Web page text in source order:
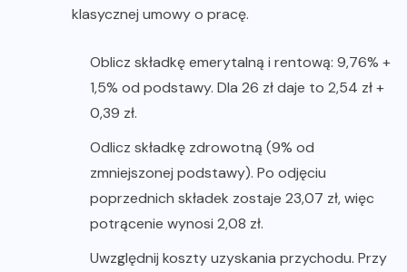
klasycznej umowy o pracę.
Oblicz składkę emerytalną i rentową: 9,76% +
1,5% od podstawy. Dla 26 zł daje to 2,54 zł +
0,39 zł.
Odlicz składkę zdrowotną (9% od
zmniejszonej podstawy). Po odjęciu
poprzednich składek zostaje 23,07 zł, więc
potrącenie wynosi 2,08 zł.
Uwzględnij koszty uzyskania przychodu. Przy